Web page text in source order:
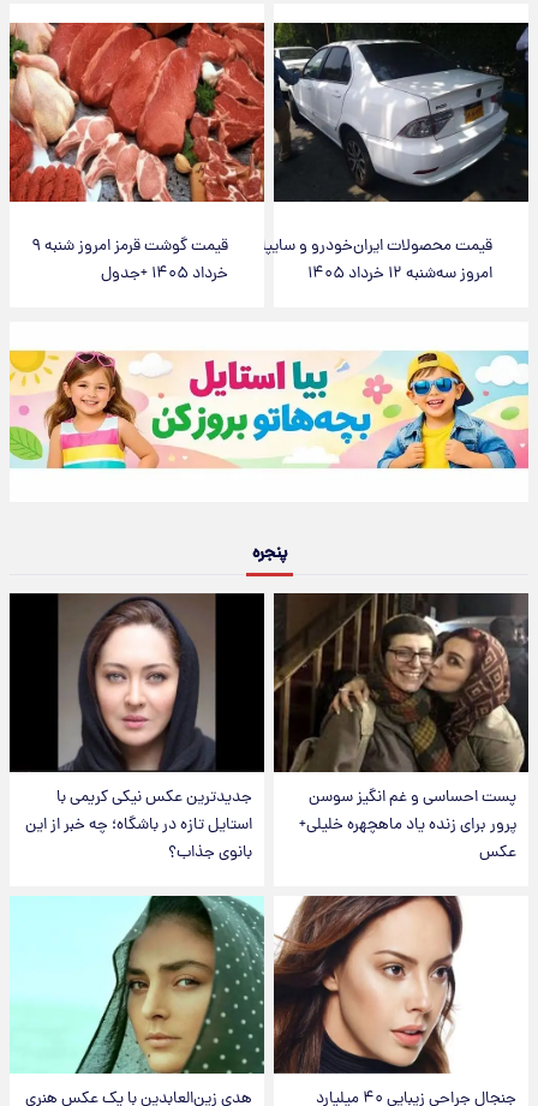
قیمت محصولات ایران‌خودرو و سایپا
امروز سه‌شنبه ۱۲ خرداد ۱۴۰۵
قیمت گوشت قرمز امروز شنبه ۹
خرداد ۱۴۰۵ +جدول
پنجره
پست احساسی و غم انگیز سوسن
پرور برای زنده یاد ماهچهره خلیلی+
عکس
جدیدترین عکس نیکی کریمی با
استایل تازه در باشگاه؛ چه خبر از این
بانوی جذاب؟
جنجال جراحی زیبایی ۴۰ میلیارد
هدی زین‌العابدین با یک عکس هنری